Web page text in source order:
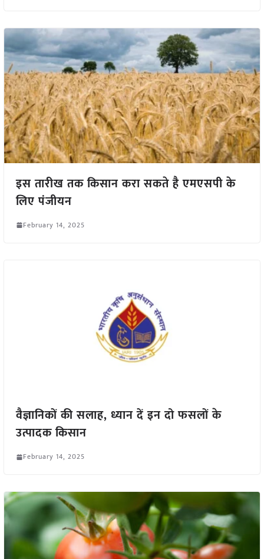
इस तारीख तक किसान करा सकते है एमएसपी के
लिए पंजीयन
February 14, 2025
वैज्ञानिकों की सलाह, ध्यान दें इन दो फसलों के
उत्पादक किसान
February 14, 2025